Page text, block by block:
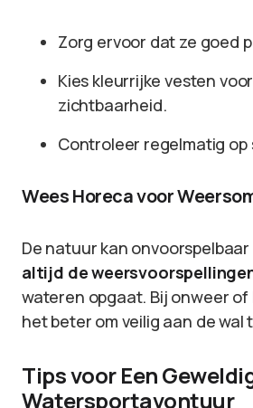
Zorg ervoor dat ze goed
Kies kleurrijke vesten
zichtbaarheid.
Controleer regelmatig op
Wees Horeca voor
De natuur kan onvoorspelbaar
altijd de
wateren opgaat. Bij onweer
het beter om veilig aan de wal
Tips voor Een
Watersportavontuur